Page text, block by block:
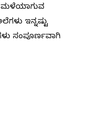
ಮಳೆಯಾಗುವ
ಇನ್ನಷ್ಟು
ಸಂಪೂರ್ಣವಾಗಿ